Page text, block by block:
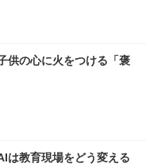
供の心に火をつける「褒
は教育現場をどう変える